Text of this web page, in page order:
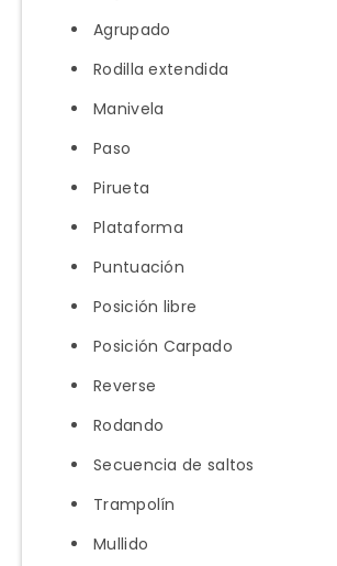
Agrupado
Rodilla extendida
Manivela
Paso
Pirueta
Plataforma
Puntuación
Posición libre
Posición Carpado
Reverse
Rodando
Secuencia de saltos
Trampolín
Mullido